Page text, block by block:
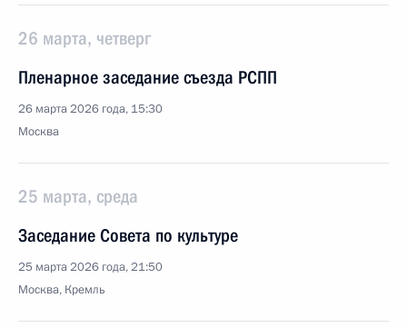
26 марта, четверг
Пленарное заседание съезда РСПП
26 марта 2026 года, 15:30
Москва
25 марта, среда
Заседание Совета по культуре
25 марта 2026 года, 21:50
Москва, Кремль